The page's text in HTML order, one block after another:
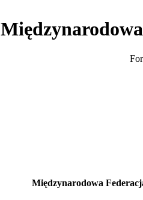
Międzynarodowa